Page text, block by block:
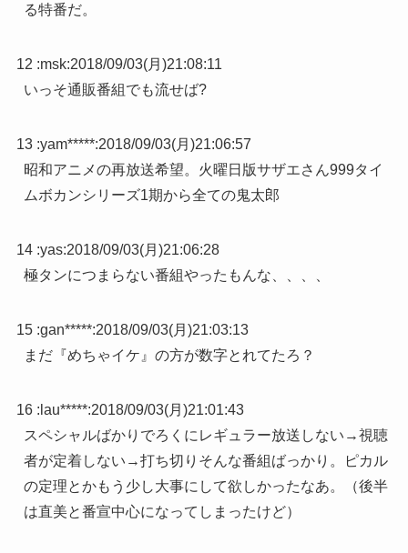
る特番だ。
12 :msk:2018/09/03(月)21:08:11
いっそ通販番組でも流せば?
13 :yam*****:2018/09/03(月)21:06:57
昭和アニメの再放送希望。火曜日版サザエさん999タイ
ムボカンシリーズ1期から全ての鬼太郎
14 :yas:2018/09/03(月)21:06:28
極タンにつまらない番組やったもんな、、、、
15 :gan*****:2018/09/03(月)21:03:13
まだ『めちゃイケ』の方が数字とれてたろ？
16 : lau*****:2018/09/03(月)21:01:43
スペシャルばかりでろくにレギュラー放送しない→視聴
者が定着しない→打ち切りそんな番組ばっかり。ピカル
の定理とかもう少し大事にして欲しかったなあ。（後半
は直美と番宣中心になってしまったけど）